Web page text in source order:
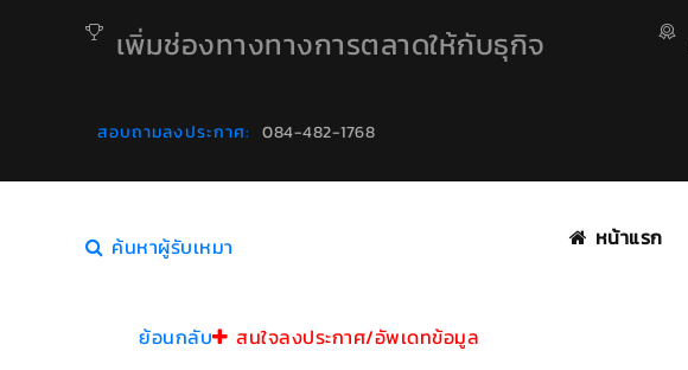
เพิ่มช่องทางทางการตลาดให้กับธุกิจ
สอบถามลงประกาศ: 084-482-1768
ค้นหาผู้รับเหมา หน้าแรก
ย้อนกลับ สนใจลงประกาศ/อัพเดทข้อมูล